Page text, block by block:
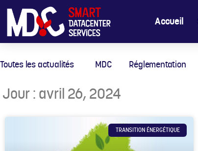
Accueil
Toutes les actualités MDC Réglementation
Jour : avril 26, 2024
TRANSITION ÉNERGÉTIQUE